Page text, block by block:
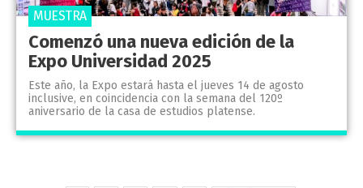
Comenzó una nueva edición de la
Expo Universidad 2025
Este año, la Expo estará hasta el jueves 14 de agosto
inclusive, en coincidencia con la semana del 120º
aniversario de la casa de estudios platense.
MUESTRA